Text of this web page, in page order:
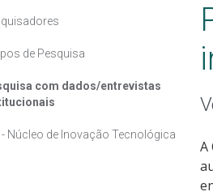
de Pesquisa
com dados/entrevistas
- Núcleo de Inovação Tecnológica
A